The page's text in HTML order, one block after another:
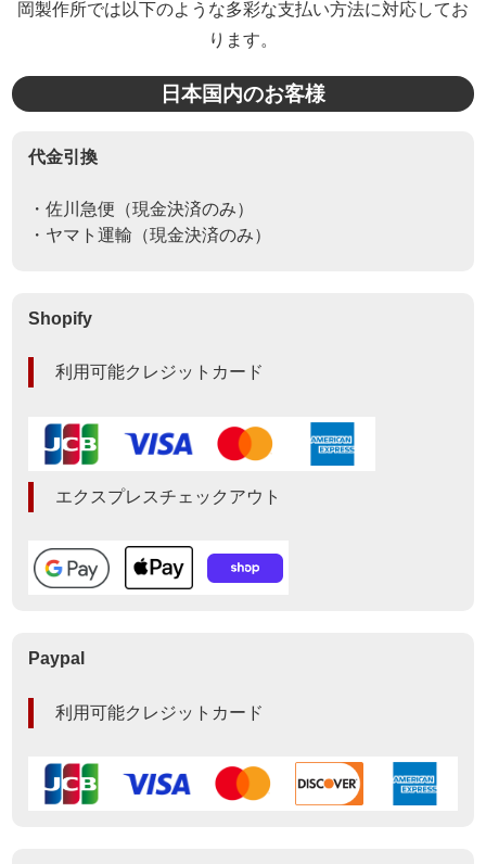
岡製作所では以下のような多彩な支払い方法に対応してお
ります。
日本国内のお客様
代金引換
・佐川急便（現金決済のみ）
・ヤマト運輸（現金決済のみ）
Shopify
利用可能クレジットカード
エクスプレスチェックアウト
Paypal
利用可能クレジットカード